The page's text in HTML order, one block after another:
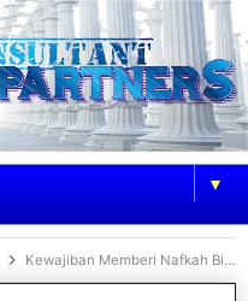
▼
Kewajiban Memberi Nafkah Biaya Alimentasi Berlangsung Hingga Anak Berumur 21 Tahun atau telah Menjadi Sarjana